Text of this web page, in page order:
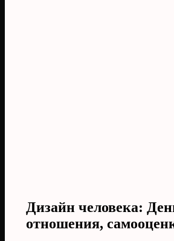
Дизайн человека:
отношения,